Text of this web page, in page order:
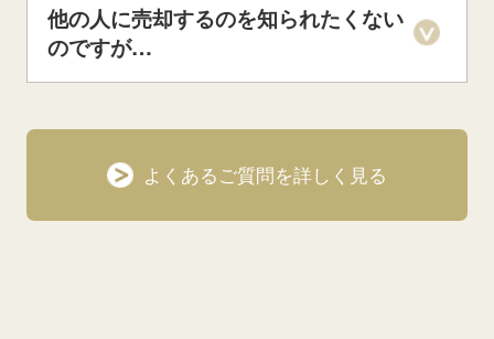
他の人に売却するのを知られたくない
のですが…
よくあるご質問を詳しく見る